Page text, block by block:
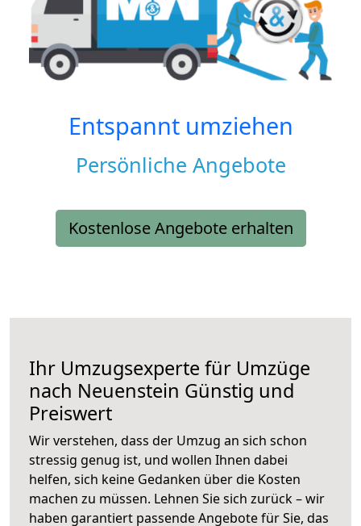
Entspannt umziehen
Persönliche Angebote
Kostenlose Angebote erhalten
Ihr Umzugsexperte für Umzüge
nach Neuenstein Günstig und
Preiswert
Wir verstehen, dass der Umzug an sich schon
stressig genug ist, und wollen Ihnen dabei
helfen, sich keine Gedanken über die Kosten
machen zu müssen. Lehnen Sie sich zurück – wir
haben garantiert passende Angebote für Sie, das